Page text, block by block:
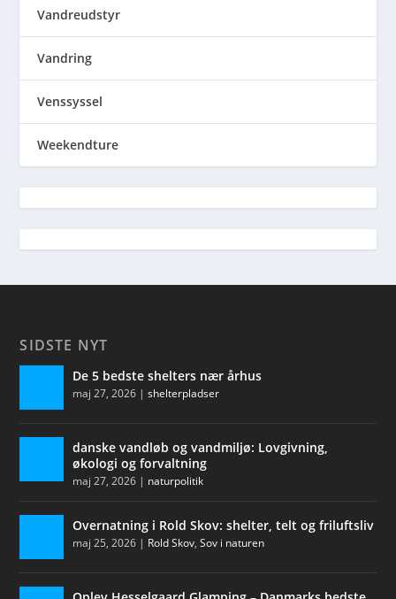
Vandreudstyr
Vandring
Venssyssel
Weekendture
SIDSTE NYT
De 5 bedste shelters nær århus
maj 27, 2026 |shelterpladser
danske vandløb og vandmiljø: Lovgivning,
økologi og forvaltning
maj 27, 2026 | naturpolitik
Overnatning i Rold Skov: shelter, telt og friluftsliv
maj 25, 2026 | Rold Skov,Sov i naturen